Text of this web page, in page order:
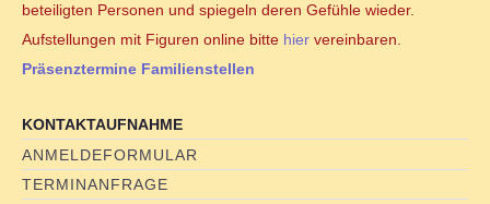
Tantramassage als alternative Heilmethode?
REIKI/WELLNESS
Reiki-Anwendung
Reiki-Wohlfühlmassage
beteiligten Personen und spiegeln deren Gefühle wieder.
Aufstellungen mit Figuren online bitte hier vereinbaren.
Präsenztermine Familienstellen
KONTAKTAUFNAHME
ANMELDEFORMULAR
TERMINANFRAGE